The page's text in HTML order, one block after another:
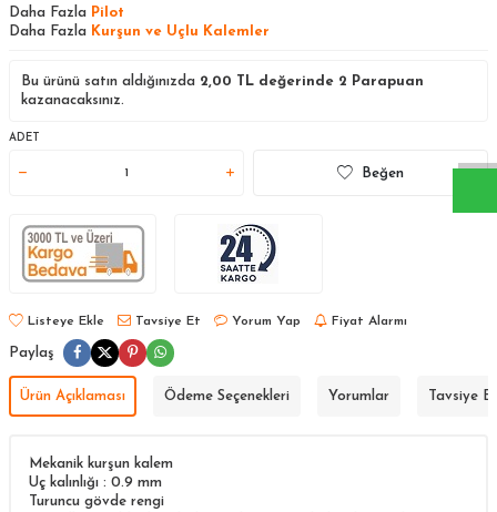
Daha Fazla Pilot
Daha Fazla Kurşun ve Uçlu Kalemler
Bu ürünü satın aldığınızda 2,00 TL değerinde 2 Parapuan
kazanacaksınız.
ADET
Beğen
Listeye Ekle Tavsiye Et Yorum Yap Fiyat Alarmı
Paylaş
Ürün Açıklaması Ödeme Seçenekleri Yorumlar Tavsiye
​​Mekanik kurşun kalem
Uç kalınlığı : 0.9 mm
Turuncu gövde rengi